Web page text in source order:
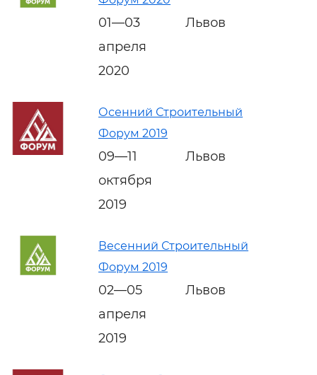
01—03
апреля
2020
Львов
Осенний Строительный
Форум 2019
09—11
октября
2019
Львов
Весенний Строительный
Форум 2019
02—05
апреля
2019
Львов